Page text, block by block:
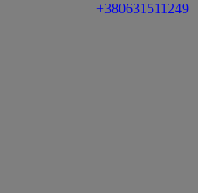
+380631511249